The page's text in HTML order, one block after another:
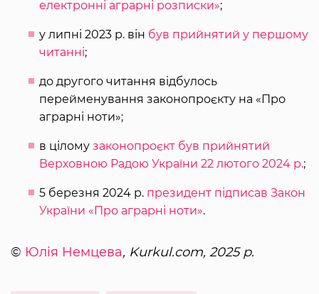
електронні аграрні розписки»;
у липні 2023 р. він був прийнятий у першому
читанні;
до другого читання відбулось
перейменування законопроєкту на «Про
аграрні ноти»;
в цілому законопроєкт був прийнятий
Верховною Радою України 22 лютого 2024 р.;
5 березня 2024 р. президент підписав Закон
України «Про аграрні ноти».
© Юлія Немцева, Kurkul.com, 2025 р.